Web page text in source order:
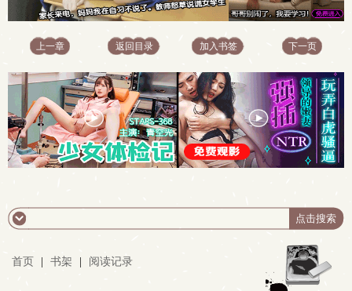
上一章 返回目录 加入书签 下一页
首页 书架 阅读记录